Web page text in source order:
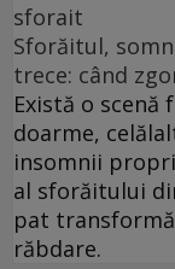
sforait
Sforăitul,
trece: când
Există o
doarme,
insomnii
al sforăitului
pat
răbdare.